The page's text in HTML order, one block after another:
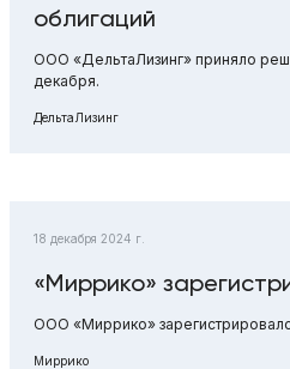
облигаций
ООО «ДельтаЛизинг» приняло
декабря.
ДельтаЛизинг
18 декабря 2024 г.
«Миррико»
ООО «Миррико»
Миррико